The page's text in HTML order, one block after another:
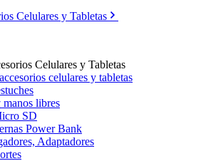
Celulares y Tabletas
Celulares y Tabletas
celulares y tabletas
libres
SD
Power Bank
Adaptadores